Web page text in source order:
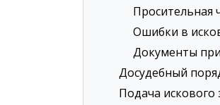
Просительная
Ошибки в
Документы
Досудебный
Подача искового